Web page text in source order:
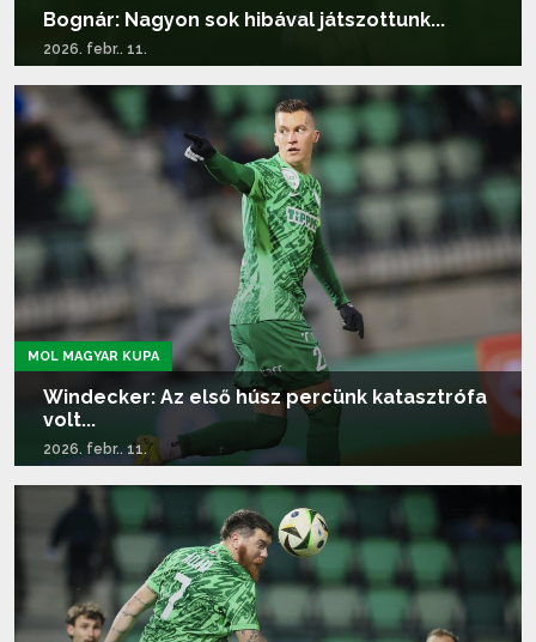
Bognár: Nagyon sok hibával játszottunk...
2026. febr.. 11.
Tovább olvasom...
MOL MAGYAR KUPA
Windecker: Az első húsz percünk katasztrófa
volt...
2026. febr.. 11.
Tovább olvasom...